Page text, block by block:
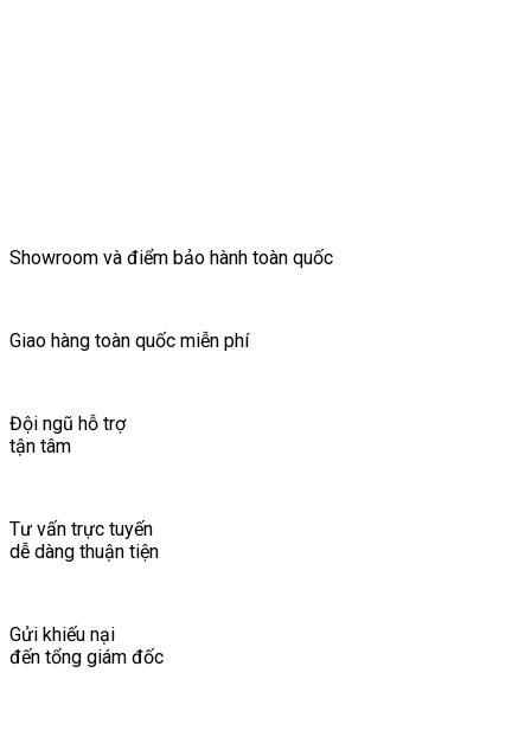
Showroom và điểm bảo hành toàn quốc
Giao hàng toàn quốc miễn phí
Đội ngũ hỗ trợ
tận tâm
Tư vấn trực tuyến
dễ dàng thuận tiện
Gửi khiếu nại
đến tổng giám đốc